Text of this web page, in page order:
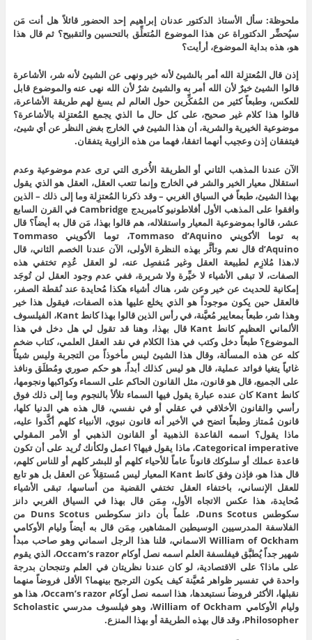
ملحوظة: سأل الأستاذ الدكتور عدنان إبراهيم إحد الحضور قائلاً هل أنت مَن
سيُحضِّر الدكتوراة عن هذا الموضوع المُتعلِّق بالتحسين والتقبيح؟ ثم قال هذا
هو، هذه بداية الموضوع، أرأيت؟
إذن قال المُعتزِلة الله أمر بالشيئ لأنه خير ونهى عن الشيئ لأنه شر، الأشاعرة
قالوا الشيئ خيرٌ لأن الله أمر به والشيئ شرٌ لأن الله نهى عنه والموضوع قابل
للعكس، وطبعاً كثير من المُفكِّرين حول العالم لم يسغ لهم طريقة الأشاعرة،
قالوا هذا كلام غير صحيح، على كل حال ما الذي يجمع المُعتزِلة بالأشاعرة؟
موضوعية الخيرية والشرية، أن هذا الشيئ في الخارج بغض النظر عن أي شيئ،
فيتفقان إذن وعجيب أنهما اتفقا، فهما من هذه الزاوية يتفقان.
الآن عندنا المذهب الثاني أو الطريقة الأُخرى التي ترى عدم موضوعية وعدم
استقلال معيار الخير والشر في الخارج وإنما تتعب العقل، العقل هو الذي يقول
بهذا الشيئ، طبعاً في السياق الغربي – وقد ذكرنا المُعتزِلة وما إلى ذلك – الذين
وافقوا على المذهب الأول أفلاطونيو كامبريدج Cambridge في القرن السابع
عشر، قالوا بموضوعية المعيار واستقلاله، هم قالوا بهذا، مَن قال به أيضاً؟ قال
به توما الأكويني Tommaso d’Aquino، توما الأكويني Tommaso
d’Aquino قال نعم وتأثَّر بهذه النظرة الأولى، الآن عندنا الخصم الثاني، قال
لا،هذا مُلازِم لطبيعة العقل وغير مُنفصِل عنه، لو العقل عُدِم تختفي هذه
الصفات، لا تبقى الأشياء لا خيِّرة ولا شريرة، ففي عدم وجود العقل لن تُوجَد
إمكانية للحديث عن خير وعن شر، هناك أشياء هكذا مُحايدة عند نُقطة الصفر،
فالعقل حين يكون موجوداً هو الذي يخلع عليها هذه الصفات، فيقول هذا خير
وهذا شر، طبعاً بمعايير مُعيَّنة، في رأس الذين قالوا بهذا كانط Kant، الفيلسوف
الألماني العظيم كانط Kant قال بهذا، وهنا قد تقول لي هل دخل في هذا
الموضوع؟ طبعاً دخل وكتب في هذا الكلام في نقد العقل العلمي، كتاب ضخم
كله عن هذه المسألة، وقال هذا الشيئ ليس مأخوذاً من التجربة وليس شيئاً
غائياً يتغيا فوائد عملية، قال هو ليس كذلك أبداً، هو حكم صوري ومُطلَق ونافذ
على الجميع، قال هو قانون، مثل القانون الحاكم على السماء وكواكبها ونجومها،
كانط Kant كان عنده عبارة يقول فيها السماء تلألأ بالنجوم وما إلى ذلك فوق
رأسي والقانون الأخلاقي في عقلي أو في نفسي، قال هذه هي الدنيا كلها،
قانون مُمتاز وطبعاً اتضح في الأخير أنه قانون نبوي، الأنبياء كلهم أكَّدوا عليه،
ماذا يقول؟ اسمه القاعدة الذهبية أو القانون الذهبي أو الأمر المقولي
Categorical imperative، ماذا يقول فيها؟ اعمل ولكأنك تُريد على أن تكون
قاعدة عملك أو سلوكك قانوناً عاماً للأحياء كلهم أو للبشر كلهم أو للناس كلهم،
قال هذا هو، فإذن وفق كانط Kant المعيار ليس مُستقِلاً عن العقل بل هو تابع
للعقل الإنساني، باختفاء العقل تختفي القضية من أساسها، تبقى الأشياء
مُحايدة، هذا عكس الاتجاه الأول، مِمَن قال بهذا في السياق الغربي دانز
سكوطس Duns Scotus، علماً بأن دانز سكوطس Duns Scotus من
الفلاسفة المدرسيين الوسيطين المشاهير، مِمَن قال به أيضاً وليام الأوكامي
William of Ockham الاسماني، قلنا هذا الرجل اسماني وهو صاحب مبدأ
شهير جداً يُطبَّق فيفلسفة العلم اسمه نصل أوكام Occam’s razor، الذي يقوم
على ماذا؟ على الاقتصادية، لو كان عندنا نظريتان في العلم وتنجحان بدرجة
واحدة في تفسير ظواهر مُعيَّنة كيف يكون الترجيح بينهما؟ الأقل فروضاً منهما
نقبلها، الأكثر فروضاً نستبعدها، هذا اسمه نصل أوكام Occam’s razor، هذا هو
وليام الأوكامي William of Ockham، وهو فيلسوف مدرسي Scholastic
Philosopher، وقد قال بهذه الطريقة أو بهذا المنزع.